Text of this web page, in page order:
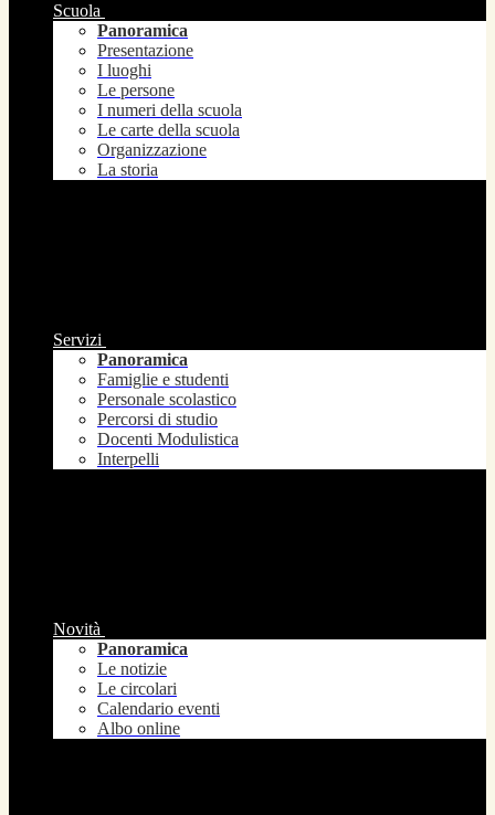
Scuola
Panoramica
Presentazione
I luoghi
Le persone
I numeri della scuola
Le carte della scuola
Organizzazione
La storia
Servizi
Panoramica
Famiglie e studenti
Personale scolastico
Percorsi di studio
Docenti Modulistica
Interpelli
Novità
Panoramica
Le notizie
Le circolari
Calendario eventi
Albo online